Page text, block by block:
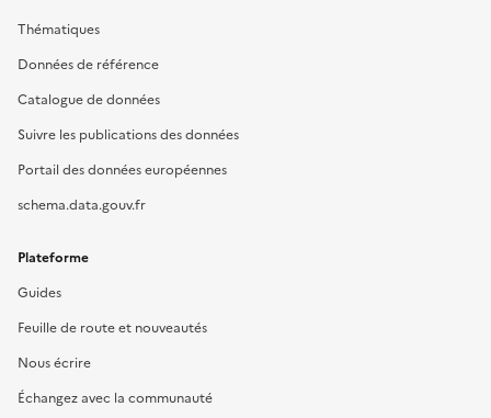
Thématiques
Données de référence
Catalogue de données
Suivre les publications des données
Portail des données européennes
schema.data.gouv.fr
Plateforme
Guides
Feuille de route et nouveautés
Nous écrire
Échangez avec la communauté